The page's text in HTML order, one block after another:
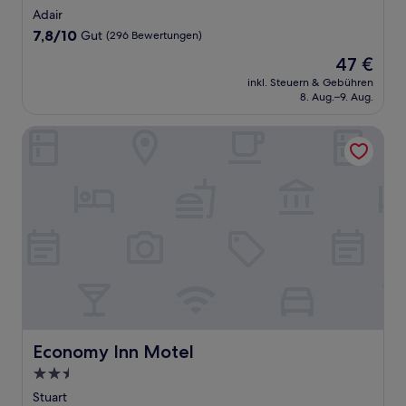
Sterne-
Unterkunft
Adair
7.8
7,8/10 Gut (296 Bewertungen)
Der
Preis
beträgt
47 €
inkl. Steuern & Gebühren
8. Aug.–9. Aug.
Economy Inn Motel
Economy Inn Motel
2.5-
Sterne-
Stuart